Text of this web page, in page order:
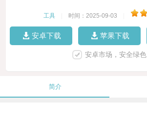
工具 时间：2025-09-03
安卓下载 苹果下载
安卓市场，安全绿色
简介